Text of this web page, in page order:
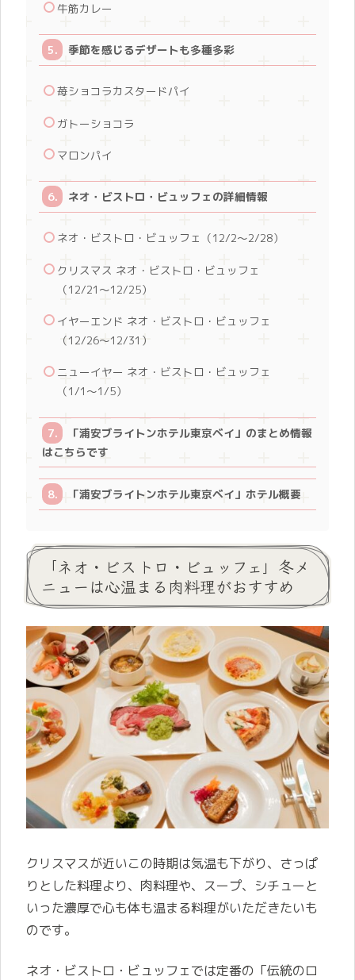
牛筋カレー
季節を感じるデザートも多種多彩
苺ショコラカスタードパイ
ガトーショコラ
マロンパイ
ネオ・ビストロ・ビュッフェの詳細情報
ネオ・ビストロ・ビュッフェ（12/2〜2/28）
クリスマス ネオ・ビストロ・ビュッフェ
（12/21〜12/25）
イヤーエンド ネオ・ビストロ・ビュッフェ
（12/26〜12/31）
ニューイヤー ネオ・ビストロ・ビュッフェ
（1/1〜1/5）
「浦安ブライトンホテル東京ベイ」のまとめ情報
はこちらです
「浦安ブライトンホテル東京ベイ」ホテル概要
「ネオ・ビストロ・ビュッフェ」冬メ
ニューは心温まる肉料理がおすすめ
クリスマスが近いこの時期は気温も下がり、さっぱ
りとした料理より、肉料理や、スープ、シチューと
いった濃厚で心も体も温まる料理がいただきたいも
のです。
ネオ・ビストロ・ビュッフェでは定番の「伝統のロ